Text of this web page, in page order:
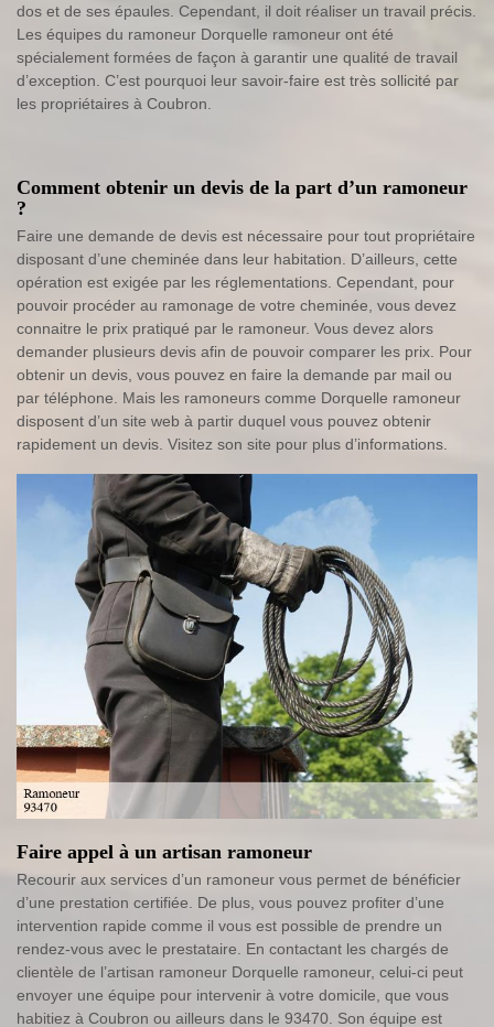
dos et de ses épaules. Cependant, il doit réaliser un travail précis.
Les équipes du ramoneur Dorquelle ramoneur ont été
spécialement formées de façon à garantir une qualité de travail
d’exception. C’est pourquoi leur savoir-faire est très sollicité par
les propriétaires à Coubron.
Comment obtenir un devis de la part d’un ramoneur
?
Faire une demande de devis est nécessaire pour tout propriétaire
disposant d’une cheminée dans leur habitation. D’ailleurs, cette
opération est exigée par les réglementations. Cependant, pour
pouvoir procéder au ramonage de votre cheminée, vous devez
connaitre le prix pratiqué par le ramoneur. Vous devez alors
demander plusieurs devis afin de pouvoir comparer les prix. Pour
obtenir un devis, vous pouvez en faire la demande par mail ou
par téléphone. Mais les ramoneurs comme Dorquelle ramoneur
disposent d’un site web à partir duquel vous pouvez obtenir
rapidement un devis. Visitez son site pour plus d’informations.
Faire appel à un artisan ramoneur
Recourir aux services d’un ramoneur vous permet de bénéficier
d’une prestation certifiée. De plus, vous pouvez profiter d’une
intervention rapide comme il vous est possible de prendre un
rendez-vous avec le prestataire. En contactant les chargés de
clientèle de l’artisan ramoneur Dorquelle ramoneur, celui-ci peut
envoyer une équipe pour intervenir à votre domicile, que vous
habitiez à Coubron ou ailleurs dans le 93470. Son équipe est